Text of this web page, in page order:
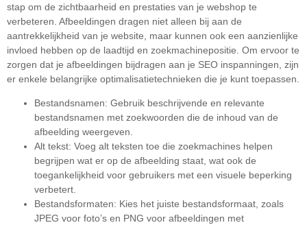
stap om de zichtbaarheid en prestaties van je webshop te
verbeteren. Afbeeldingen dragen niet alleen bij aan de
aantrekkelijkheid van je website, maar kunnen ook een aanzienlijke
invloed hebben op de laadtijd en zoekmachinepositie. Om ervoor te
zorgen dat je afbeeldingen bijdragen aan je SEO inspanningen, zijn
er enkele belangrijke optimalisatietechnieken die je kunt toepassen.
Bestandsnamen: Gebruik beschrijvende en relevante
bestandsnamen met zoekwoorden die de inhoud van de
afbeelding weergeven.
Alt tekst: Voeg alt teksten toe die zoekmachines helpen
begrijpen wat er op de afbeelding staat, wat ook de
toegankelijkheid voor gebruikers met een visuele beperking
verbetert.
Bestandsformaten: Kies het juiste bestandsformaat, zoals
JPEG voor foto’s en PNG voor afbeeldingen met